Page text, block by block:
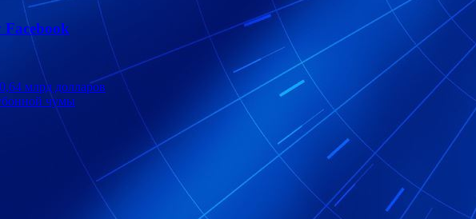
млрд долларов
чумы